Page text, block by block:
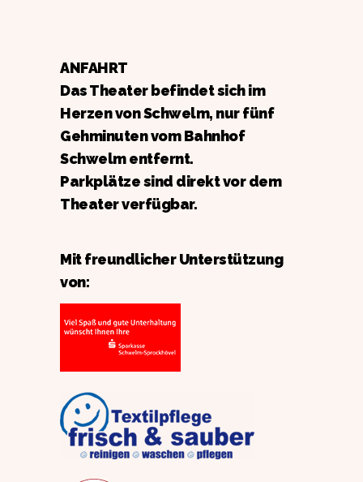
ANFAHRT
Das Theater befindet sich im
Herzen von Schwelm, nur fünf
Gehminuten vom Bahnhof
Schwelm entfernt.
Parkplätze sind direkt vor dem
Theater verfügbar.
Mit freundlicher Unterstützung
von: